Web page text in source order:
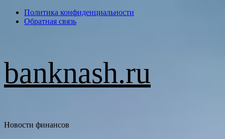
ПерейтиПолитика конфиденциальности
Обратная связь
banknash.ru
Новости финансов